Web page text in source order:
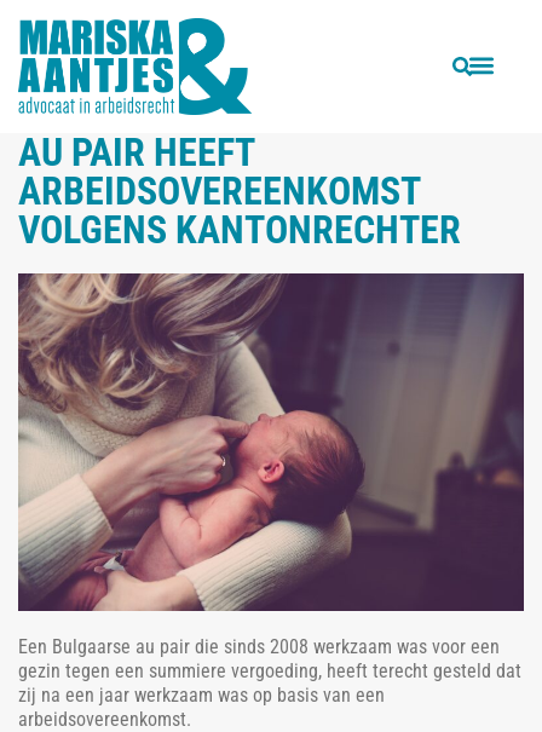
VORIGE VOLGENDE
AU PAIR HEEFT
ARBEIDSOVEREENKOMST
VOLGENS KANTONRECHTER
Een Bulgaarse au pair die sinds 2008 werkzaam was voor een
gezin tegen een summiere vergoeding, heeft terecht gesteld dat
zij na een jaar werkzaam was op basis van een
arbeidsovereenkomst.